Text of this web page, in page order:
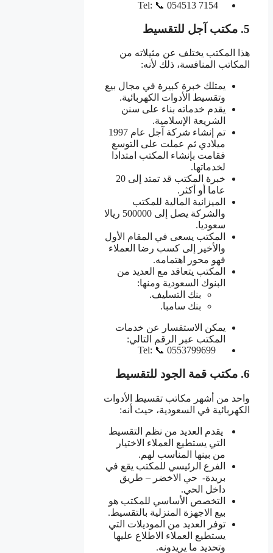
5. مكتب آجل للتقسيط
هذا المكتب يختلف عن مثيلاته من
المكاتب المنافسة، ذلك لأنه:
يمتلك خبرة كبيرة في مجال بيع
وتقسيط الأدوات الكهربائية.
يقدم خدماته بناء على سنن
الشريعة الإسلامية.
تم إنشاء شركة آجل عام 1997
ميلادي ثم عملت على التوسع
فقامت بإنشاء المكتب امتدادا
لخدماتها.
خبرة المكتب قد تمتد إلى 20
عاما أو أكثر.
الميزانية المالية للمكتب
والشركة يصل إلى 500000 ريالا
سعوديا.
المكتب يسعى في المقام الأول
والأخير إلى كسب رضا العملاء
فهو محور اهتمامه.
المكتب يتعاقد مع العديد من
البنوك السعودية ومنها:
بنك التسليف.
بنك سامبا.
يمكن الاستفسار عن خدمات
المكتب عبر الرقم التالي:
6. مكتب قمة الجود للتقسيط
واحد من أشهر مكاتب تقسيط الأدوات
الكهربائية في السعودية، حيث أنه:
يقدم العديد من نظم التقسيط
التي يستطيع العملاء الاختيار
من بينها المناسب لهم.
الفرع الرئيسي للمكتب يقع في
بريدة- حي الاخضر – طريق
داخل الحي.
التخصص الأساسي للمكتب هو
بيع الاجهزة المنزلية بالتقسيط.
توفر العديد من الموديلات التي
يستطيع العملاء الاطلاع عليها
وتحديد ما يريدونه.